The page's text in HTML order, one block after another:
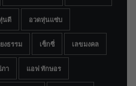
นดี อวดหุ่นแซ่บ
งธรรม เซ็กซี่ เลขมงคล
า แอฟ ทักษอร